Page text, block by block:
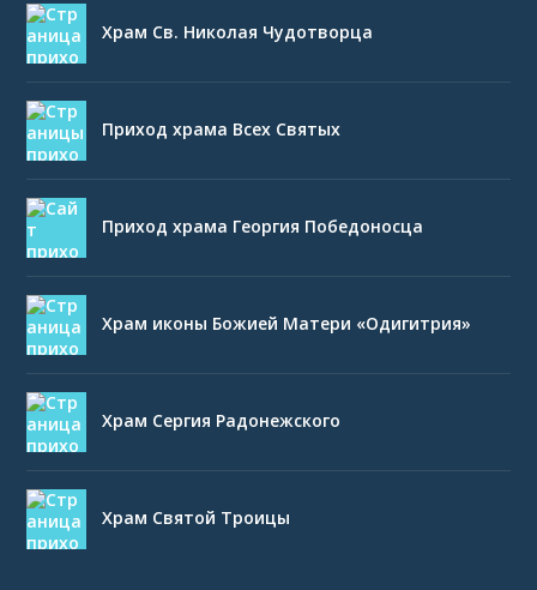
Храм Св. Николая Чудотворца
Приход храма Всех Святых
Приход храма Георгия Победоносца
Храм иконы Божией Матери «Одигитрия»
Храм Сергия Радонежского
Храм Святой Троицы